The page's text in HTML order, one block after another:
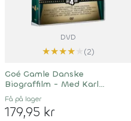
DVD
★★★★
(2)
Goé Gamle Danske
Biograffilm - Med Karl
Stegger
Få på lager
179,95 kr